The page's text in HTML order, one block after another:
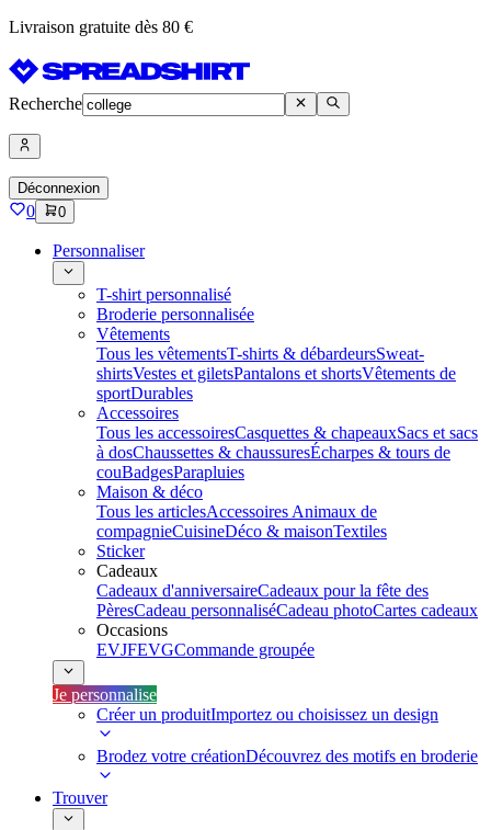
Livraison gratuite dès 80 €
Recherche
Déconnexion
0 0
Personnaliser
T-shirt personnalisé
Broderie personnalisée
Vêtements
Tous les vêtementsT-shirts & débardeursSweat-
shirtsVestes et giletsPantalons et shortsVêtements de
sportDurables
Accessoires
Tous les accessoiresCasquettes & chapeauxSacs et sacs
à dosChaussettes & chaussuresÉcharpes & tours de
couBadgesParapluies
Maison & déco
Tous les articlesAccessoires Animaux de
compagnieCuisineDéco & maisonTextiles
Sticker
Cadeaux
Cadeaux d'anniversaireCadeaux pour la fête des
PèresCadeau personnaliséCadeau photoCartes cadeaux
Occasions
EVJFEVGCommande groupée
Je personnalise
Créer un produitImportez ou choisissez un design
Brodez votre créationDécouvrez des motifs en broderie
Trouver